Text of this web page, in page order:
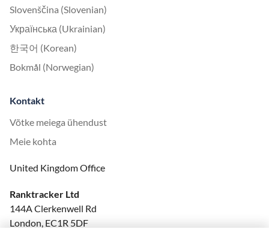
Slovenščina (Slovenian)
Українська (Ukrainian)
한국어 (Korean)
Bokmål (Norwegian)
Kontakt
Võtke meiega ühendust
Meie kohta
United Kingdom Office
Ranktracker Ltd
144A Clerkenwell Rd
London, EC1R 5DF